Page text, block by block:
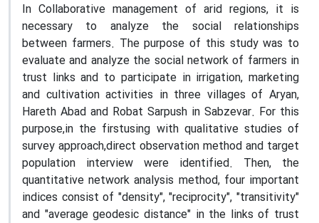
In Collaborative management of arid regions, it is
necessary to analyze the social relationships
between farmers. The purpose of this study was to
evaluate and analyze the social network of farmers in
trust links and to participate in irrigation, marketing
and cultivation activities in three villages of Aryan,
Hareth Abad and Robat Sarpush in Sabzevar. For this
purpose,in the firstusing with qualitative studies of
survey approach,direct observation method and target
population interview were identified. Then, the
quantitative network analysis method, four important
indices consist of "density", "reciprocity", "transitivity"
and "average geodesic distance" in the links of trust